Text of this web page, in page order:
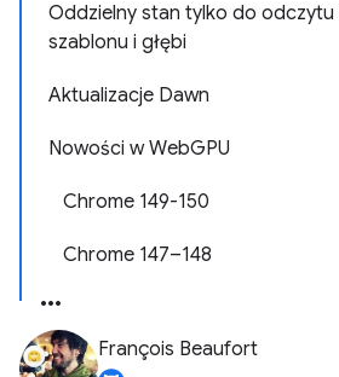
Oddzielny stan tylko do
szablonu i głębi
Aktualizacje Dawn
Nowości w WebGPU
Chrome 149-150
Chrome 147–148
François Beaufort